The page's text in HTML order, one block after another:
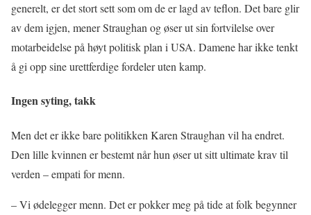
generelt, er det stort sett som om de er lagd av teflon. Det bare glir
av dem igjen, mener Straughan og øser ut sin fortvilelse over
motarbeidelse på høyt politisk plan i USA. Damene har ikke tenkt
å gi opp sine urettferdige fordeler uten kamp.
Ingen syting, takk
Men det er ikke bare politikken Karen Straughan vil ha endret.
Den lille kvinnen er bestemt når hun øser ut sitt ultimate krav til
verden – empati for menn.
– Vi ødelegger menn. Det er pokker meg på tide at folk begynner